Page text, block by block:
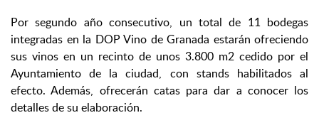
Por segundo año consecutivo, un total de 11 bodegas
integradas en la DOP Vino de Granada estarán ofreciendo
sus vinos en un recinto de unos 3.800 m2 cedido por el
Ayuntamiento de la ciudad, con stands habilitados al
efecto. Además, ofrecerán catas para dar a conocer los
detalles de su elaboración.